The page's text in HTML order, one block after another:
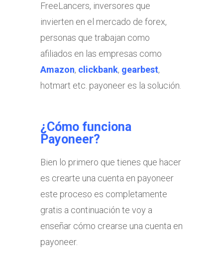
FreeLancers, inversores que
invierten en el mercado de forex,
personas que trabajan como
afiliados en las empresas como
Amazon, clickbank, gearbest,
hotmart etc. payoneer es la solución.
¿Cómo funciona
Payoneer?
Bien lo primero que tienes que hacer
es crearte una cuenta en payoneer
este proceso es completamente
gratis a continuación te voy a
enseñar cómo crearse una cuenta en
payoneer.